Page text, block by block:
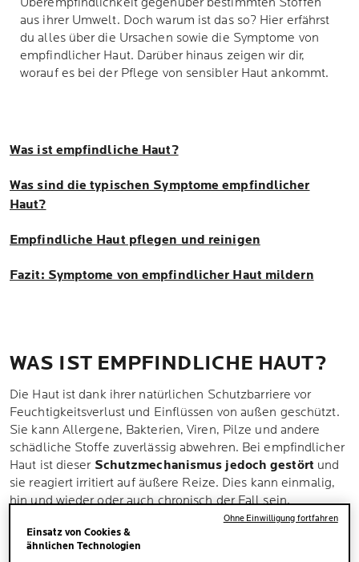
aus ihrer Umwelt. Doch warum ist das so? Hier erfährst
du alles über die Ursachen sowie die Symptome von
empfindlicher Haut. Darüber hinaus zeigen wir dir,
worauf es bei der Pflege von sensibler Haut ankommt.
Was ist empfindliche Haut?
Was sind die typischen Symptome empfindlicher
Haut?
Empfindliche Haut pflegen und reinigen
Fazit: Symptome von empfindlicher Haut mildern
WAS IST EMPFINDLICHE HAUT?
Die Haut ist dank ihrer natürlichen Schutzbarriere vor
Feuchtigkeitsverlust und Einflüssen von außen geschützt.
Sie kann Allergene, Bakterien, Viren, Pilze und andere
schädliche Stoffe zuverlässig abwehren. Bei empfindlicher
Haut ist dieser Schutzmechanismus jedoch gestört und
sie reagiert irritiert auf äußere Reize. Dies kann einmalig,
hin und wieder oder auch chronisch der Fall sein.
weit verbreitet: Laut Experten
berichten rund die Hälfte der Menschen weltweit, ein
gewisses Maß an empfindlicher Haut zu haben.
Einsatz von Cookies &
ähnlichen Technologien
Ohne Einwilligung fortfahren